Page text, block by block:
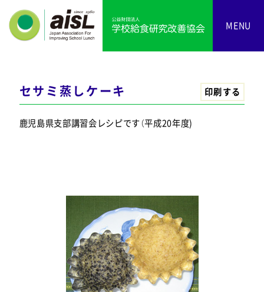
MENU
セサミ蒸しケーキ 印刷する
鹿児島県支部講習会レシピです（平成20年度)